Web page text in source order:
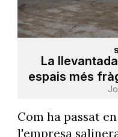
La
espais més
Com ha passat
l'empresa